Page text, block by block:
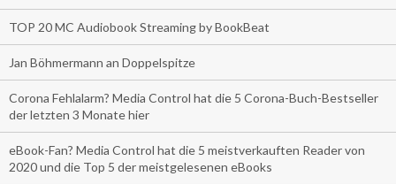
TOP 20 MC Audiobook Streaming by BookBeat
Jan Böhmermann an Doppelspitze
Corona Fehlalarm? Media Control hat die 5 Corona-Buch-Bestseller
der letzten 3 Monate hier
eBook-Fan? Media Control hat die 5 meistverkauften Reader von
2020 und die Top 5 der meistgelesenen eBooks